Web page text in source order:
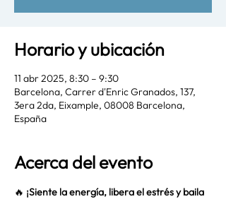
Horario y ubicación
11 abr 2025, 8:30 – 9:30
Barcelona, Carrer d'Enric Granados, 137,
3era 2da, Eixample, 08008 Barcelona,
España
Acerca del evento
🔥 ¡Siente la energía, libera el estrés y baila